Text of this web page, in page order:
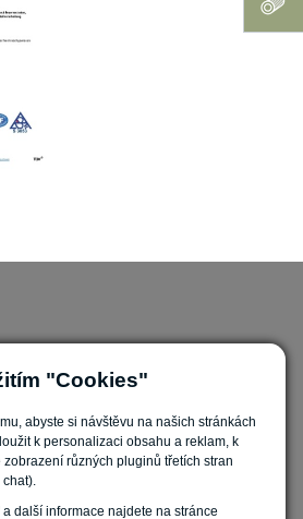
"Cookies"
abyste si návštěvu na našich stránkách
k personalizaci obsahu a reklam, k
různých pluginů třetích stran
další informace najdete na stránce
cookies